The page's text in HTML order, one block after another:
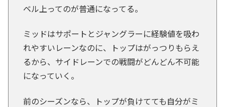
ベル上ってのが普通になってる。
ミッドはサポートとジャングラーに経験値を吸わ
れやすいレーンなのに、トップはがっつりもらえ
るから、サイドレーンでの戦闘がどんどん不可能
になっていく。
前のシーズンなら、トップが負けてても自分がミ